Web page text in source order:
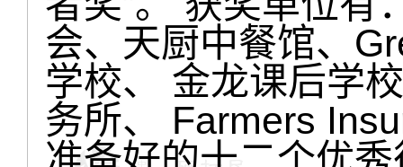
会、天厨中餐馆、
学校、 金龙课后学
务所、 Farmers